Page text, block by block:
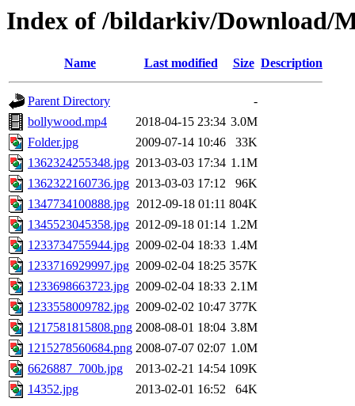
Index of /bildarkiv/Download/
Name Last modified Size Description
Parent Directory
-
bollywood.mp4
2018-04-15 23:34 3.0M
Folder.jpg
2009-07-14 10:46
33K
1362324255348.jpg 2013-03-03 17:34 1.1M
1362322160736.jpg 2013-03-03 17:12
96K
1347734100888.jpg 2012-09-18 01:11 804K
1345523045358.jpg 2012-09-18 01:14 1.2M
1233734755944.jpg 2009-02-04 18:33 1.4M
1233716929997.jpg 2009-02-04 18:25 357K
1233698663723.jpg 2009-02-04 18:33 2.1M
1233558009782.jpg 2009-02-02 10:47 377K
1217581815808.png 2008-08-01 18:04 3.8M
1215278560684.png 2008-07-07 02:07 1.0M
6626887_700b.jpg
2013-02-21 14:54 109K
14352.jpg
2013-02-01 16:52 64K